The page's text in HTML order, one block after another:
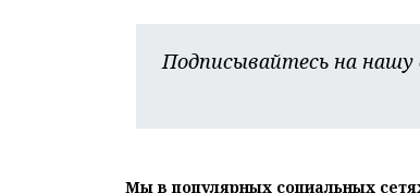
Подписывайтесь на
Мы в популярных социальных